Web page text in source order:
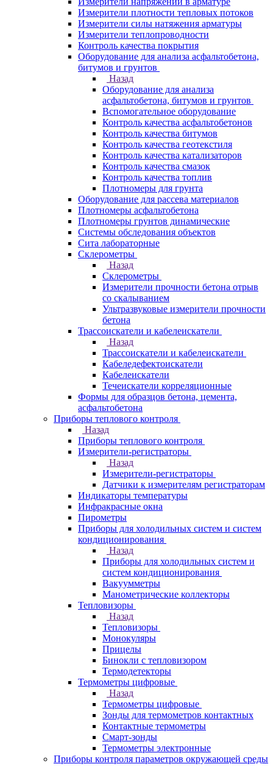
Измерители плотности тепловых потоков
Измерители силы натяжения арматуры
Измерители теплопроводности
Контроль качества покрытия
Оборудование для анализа асфальтобетона,
битумов и грунтов
Назад
Оборудование для анализа
асфальтобетона, битумов и грунтов
Вспомогательное оборудование
Контроль качества асфальтобетонов
Контроль качества битумов
Контроль качества геотекстиля
Контроль качества катализаторов
Контроль качества смазок
Контроль качества топлив
Плотномеры для грунта
Оборудование для рассева материалов
Плотномеры асфальтобетона
Плотномеры грунтов динамические
Системы обследования объектов
Сита лабораторные
Склерометры
Назад
Склерометры
Измерители прочности бетона отрыв
со скалыванием
Ультразвуковые измерители прочности
бетона
Трассоискатели и кабелеискатели
Назад
Трассоискатели и кабелеискатели
Кабеледефектоискатели
Кабелеискатели
Течеискатели корреляционные
Формы для образцов бетона, цемента,
асфальтобетона
Приборы теплового контроля
Назад
Приборы теплового контроля
Измерители-регистраторы
Назад
Измерители-регистраторы
Датчики к измерителям регистраторам
Индикаторы температуры
Инфракрасные окна
Пирометры
Приборы для холодильных систем и систем
кондиционирования
Назад
Приборы для холодильных систем и
систем кондиционирования
Вакуумметры
Манометрические коллекторы
Тепловизоры
Назад
Тепловизоры
Монокуляры
Прицелы
Бинокли с тепловизором
Термодетекторы
Термометры цифровые
Назад
Термометры цифровые
Зонды для термометров контактных
Контактные термометры
Смарт-зонды
Термометры электронные
Приборы контроля параметров окружающей среды